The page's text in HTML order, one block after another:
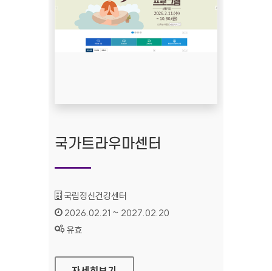
국가트라우마센터
기관명 :
국립정신건강센터
인증기간 :
2026.02.21 ~ 2027.02.20
상태 :
유효